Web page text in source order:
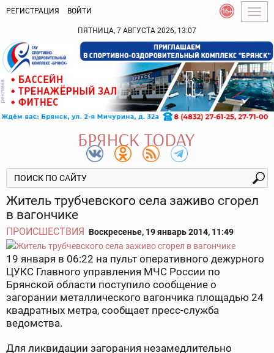
РЕГИСТРАЦИЯ ВОЙТИ
ПЯТНИЦА, 7 АВГУСТА 2026, 13:07
Житель трубчевского села заживо сгорел
в вагончике
ПРОИСШЕСТВИЯ Воскресенье, 19 январь 2014, 11:49
19 января в 06:22 на пульт оперативного дежурного
ЦУКС Главного управления МЧС России по
Брянской области поступило сообщение о
загорании металлического вагончика площадью 24
квадратных метра, сообщает пресс-служба
ведомства.
Для ликвидации загорания незамедлительно